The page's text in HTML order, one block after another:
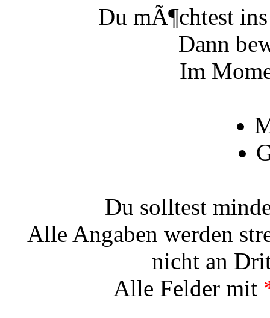
Du mÃ¶chtest
Dann
Im
Du solltest
Alle Angaben werden
nicht an
Alle Felder mit